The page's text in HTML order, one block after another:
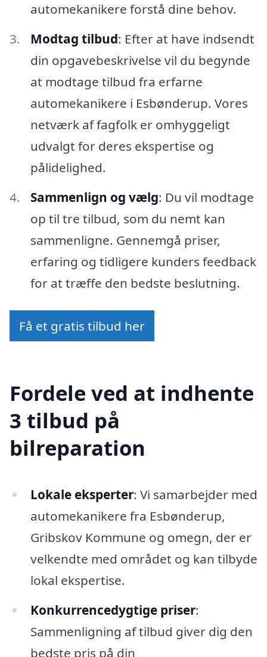
automekanikere forstå dine behov.
Modtag tilbud: Efter at have indsendt
din opgavebeskrivelse vil du begynde
at modtage tilbud fra erfarne
automekanikere i Esbønderup. Vores
netværk af fagfolk er omhyggeligt
udvalgt for deres ekspertise og
pålidelighed.
Sammenlign og vælg: Du vil modtage
op til tre tilbud, som du nemt kan
sammenligne. Gennemgå priser,
erfaring og tidligere kunders feedback
for at træffe den bedste beslutning.
Få et gratis tilbud her
Fordele ved at indhente
3 tilbud på
bilreparation
Lokale eksperter: Vi samarbejder med
automekanikere fra Esbønderup,
Gribskov Kommune og omegn, der er
velkendte med området og kan tilbyde
lokal ekspertise.
Konkurrencedygtige priser:
Sammenligning af tilbud giver dig den
bedste pris på din